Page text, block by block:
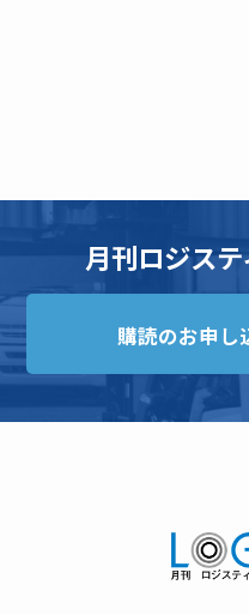
月刊ロジス
購読のお申し